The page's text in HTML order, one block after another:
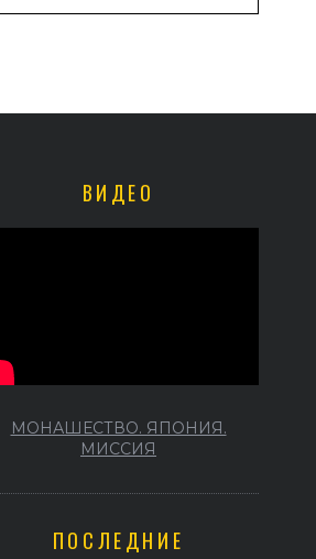
торжества в Ильинском храме
ВИДЕО
МОНАШЕСТВО. ЯПОНИЯ.
МИССИЯ
ПОСЛЕДНИЕ